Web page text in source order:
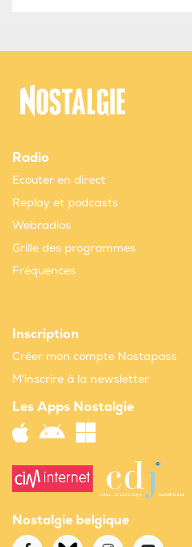
Radio
Ecouter en direct
Replay et podcasts
Webradios
Grille des programmes
Fréquences
Inscription
Créer mon compte Nostapass
M'inscrire à la newsletter
Les Apps Nostalgie
Nostalgie belgique